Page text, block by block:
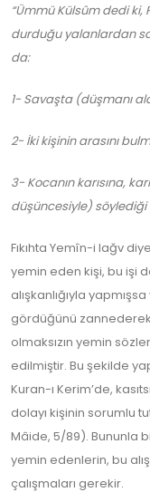
“Ümmü Külsûm dedi ki,
durduğu yalanlardan
da:
1- Savaşta (düşmanı
2- İki kişinin arasını
3- Kocanın karısına,
düşüncesiyle) söylediği
Fıkıhta Yemîn-i lağv
yemin eden kişi, bu işi
alışkanlığıyla
gördüğünü
olmaksızın yemin
edilmiştir. Bu şekilde
Kuran-ı Kerim’de,
dolayı kişinin sorumlu
Mâide, 5/89). Bununla
yemin edenlerin, bu
çalışmaları gerekir.